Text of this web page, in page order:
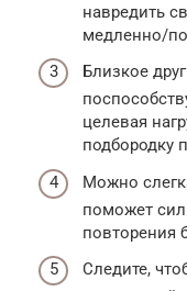
навредить
медленно/
Близкое
целевая
подбородку
Можно
поможет
повторения
Следите,